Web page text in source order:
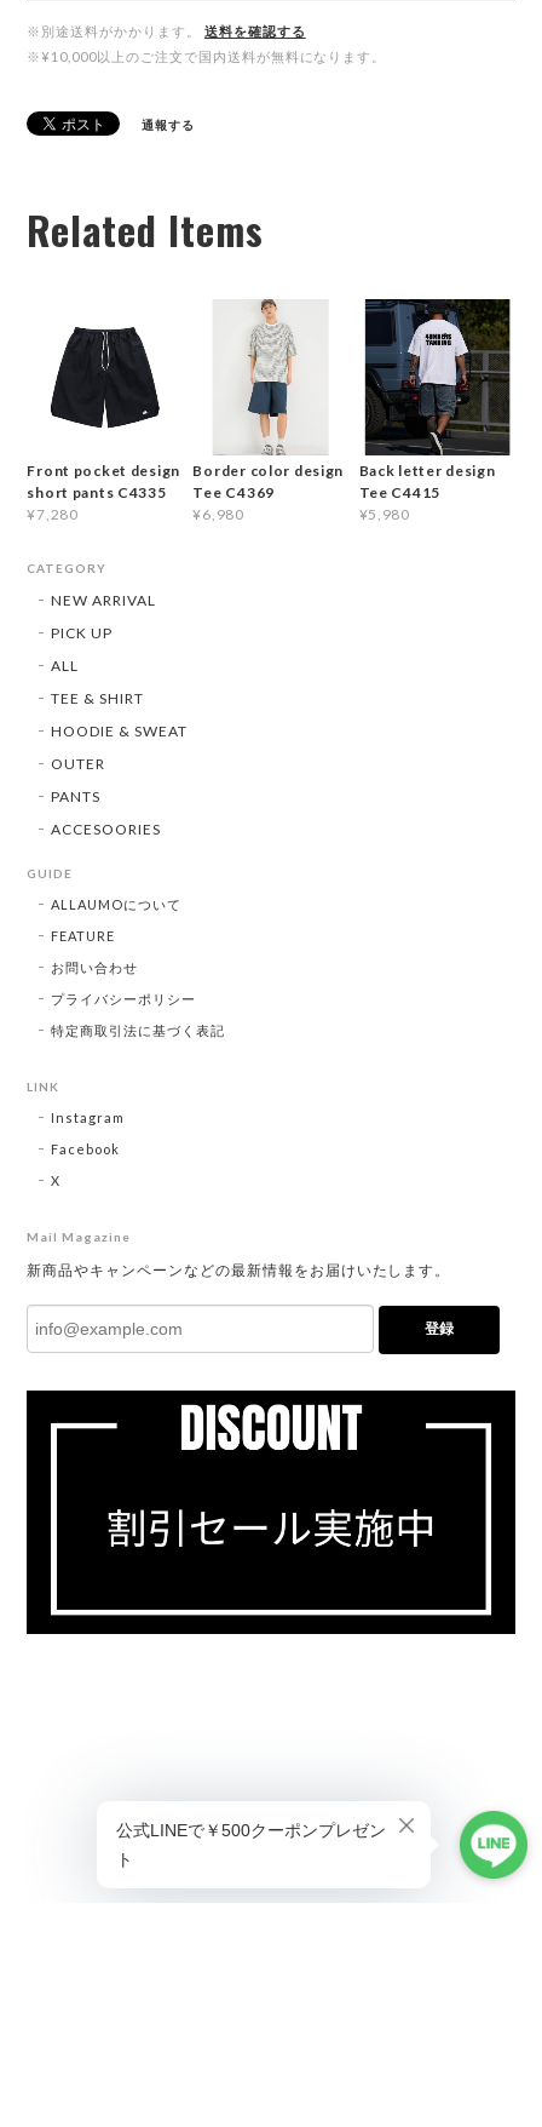
※別途送料がかかります。
送料を確認する
※¥10,000以上のご注文で国内送料が無料になります。
通報する
Related Items
Front pocket design
short pants C4335
¥7,280
Border color design
Tee C4369
¥6,980
Back letter design
Tee C4415
¥5,980
CATEGORY
NEW ARRIVAL
PICK UP
ALL
TEE & SHIRT
HOODIE & SWEAT
OUTER
PANTS
ACCESOORIES
GUIDE
ALLAUMOについて
FEATURE
お問い合わせ
プライバシーポリシー
特定商取引法に基づく表記
LINK
Instagram
Facebook
X
Mail Magazine
新商品やキャンペーンなどの最新情報をお届けいたします。
登録